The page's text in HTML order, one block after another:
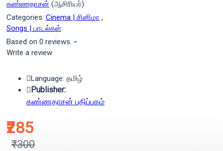
கண்ணதாசன் (ஆசிரியர்)
Categories: Cinema | சினிமா ,
Songs | பாடல்கள்
Based on 0 reviews. -
Write a review
₹285
₹300
Language: தமிழ்
Publisher:
கண்ணதாசன் பதிப்பகம்